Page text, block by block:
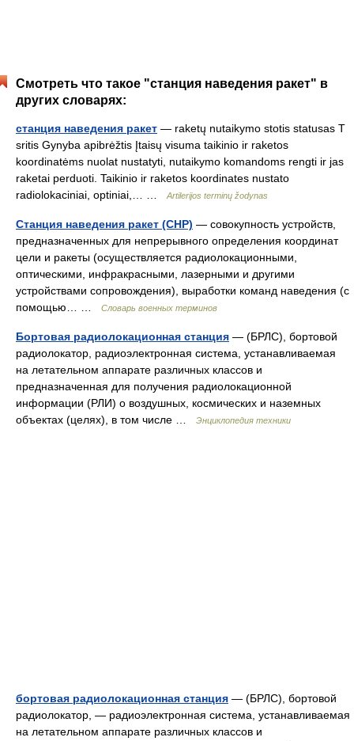
Смотреть что такое "станция наведения ракет" в
других словарях:
станция наведения ракет — raketų nutaikymo stotis statusas T
sritis Gynyba apibrėžtis Įtaisų visuma taikinio ir raketos
koordinatėms nuolat nustatyti, nutaikymo komandoms rengti ir jas
raketai perduoti. Taikinio ir raketos koordinates nustato
radiolokaciniai, optiniai,… …
Artilerijos terminų žodynas
Станция наведения ракет (СНР) — совокупность устройств,
предназначенных для непрерывного определения координат
цели и ракеты (осуществляется радиолокационными,
оптическими, инфракрасными, лазерными и другими
устройствами сопровождения), выработки команд наведения (с
помощью… …
Словарь военных терминов
Бортовая радиолокационная станция — (БРЛС), бортовой
радиолокатор, радиоэлектронная система, устанавливаемая
на летательном аппарате различных классов и
предназначенная для получения радиолокационной
информации (РЛИ) о воздушных, космических и наземных
объектах (целях), в том числе …
Энциклопедия техники
бортовая радиолокационная станция — (БРЛС), бортовой
радиолокатор, — радиоэлектронная система, устанавливаемая
на летательном аппарате различных классов и